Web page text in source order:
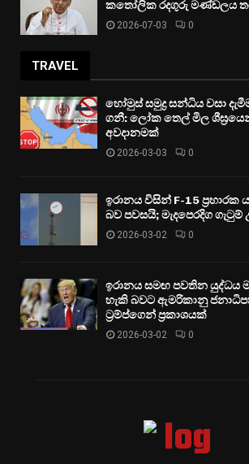
කතෝලික රදගුරු මණ්ඩලය
2026-07-03 0
TRAVEL
හෝමුස් සමුද්‍ර සන්ධිය වසා
ගනී: ලෝක තෙල් මිල
අවදානමක්
2026-03-03 0
ඉරානය විසින් F-15
බව පවසයි; මැදපෙරදිග
2026-03-02 0
ඉරානය සමඟ පවතින යුද්ධය
හැකි බවට ඇමරිකානු
ට්‍රම්ප්ගෙන් ප්‍රකාශයක්
2026-03-02 0